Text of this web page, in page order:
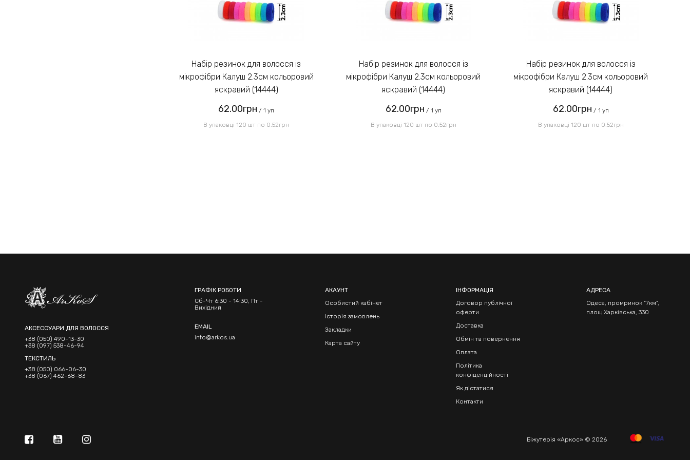
Надіслати
Набір резинок для волосся із
мікрофібри Калуш 2.3см кольоровий
яскравий (14444)
62.00грн / 1 уп
В упаковці 120 шт по 0.52грн
Набір резинок для волосся із
мікрофібри Калуш 2.3см кольоровий
яскравий (14444)
62.00грн / 1 уп
В упаковці 120 шт по 0.52грн
Набір резинок для волосся із
мікрофібри Калуш 2.3см кольоровий
яскравий (14444)
62.00грн / 1 уп
В упаковці 120 шт по 0.52грн
АКСЕССУАРИ ДЛЯ ВОЛОССЯ
+38 (050) 490-13-30
+38 (097) 538-46-94
ТЕКСТИЛЬ
+38 (050) 066-06-30
+38 (067) 462-68-83
ГРАФІК РОБОТИ
Сб-Чт 6:30 - 14:30, Пт -
Вихідний
EMAIL
info@arkos.ua
АКАУНТ
Особистий кабінет
Історія замовлень
Закладки
Карта сайту
ІНФОРМАЦІЯ
Договор публічної
оферти
Доставка
Обмін та повернення
Оплата
Політика
конфіденційності
Як дістатися
Контакти
АДРЕСА
Одеса, промринок "7км",
площ Харківська, 330
Біжутерія «Аркос» © 2026